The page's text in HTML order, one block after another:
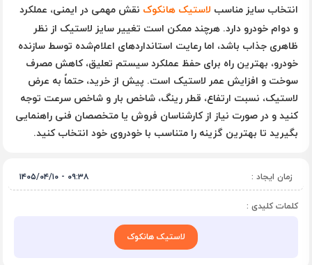
انتخاب سایز مناسب لاستیک هانکوک نقش مهمی در ایمنی، عملکرد
و دوام خودرو دارد. هرچند ممکن است تغییر سایز لاستیک از نظر
ظاهری جذاب باشد، اما رعایت استانداردهای اعلام‌شده توسط سازنده
خودرو، بهترین راه برای حفظ عملکرد سیستم تعلیق، کاهش مصرف
سوخت و افزایش عمر لاستیک است. پیش از خرید، حتماً به عرض
لاستیک، نسبت ارتفاع، قطر رینگ، شاخص بار و شاخص سرعت توجه
کنید و در صورت نیاز از کارشناسان فروش یا متخصصان فنی راهنمایی
بگیرید تا بهترین گزینه را متناسب با خودروی خود انتخاب کنید.
زمان ایجاد :
۰۹:۳۸ - ۱۴۰۵/۰۴/۱۰
کلمات کلیدی :
لاستیک هانکوک